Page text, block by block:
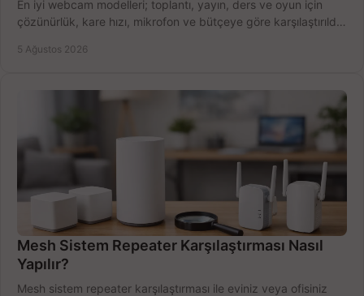
En iyi webcam modelleri; toplantı, yayın, ders ve oyun için
çözünürlük, kare hızı, mikrofon ve bütçeye göre karşılaştırıldı.
5 Ağustos 2026
Mesh Sistem Repeater Karşılaştırması Nasıl
Yapılır?
Mesh sistem repeater karşılaştırması ile eviniz veya ofisiniz